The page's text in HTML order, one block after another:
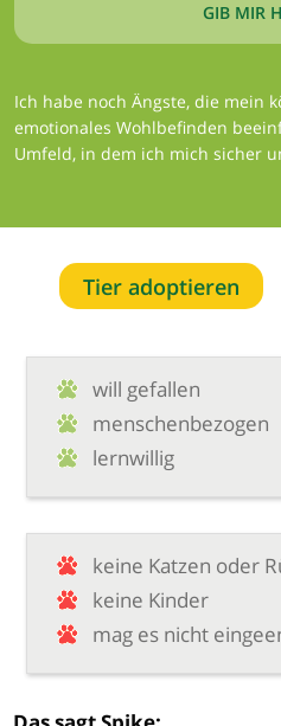
GIB MIR
Ich habe noch Ängste, die mein
emotionales Wohlbefinden
Umfeld, in dem ich mich sicher
Tier adoptieren
will gefallen
menschenbezogen
lernwillig
keine Katzen oder
keine Kinder
mag es nicht